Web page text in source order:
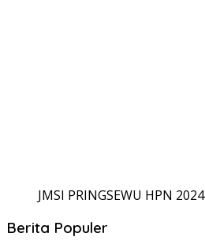
JMSI PRINGSEWU HPN 2024
Berita Populer